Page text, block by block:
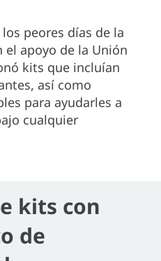
peores días de la
el apoyo de la Unión
kits que incluían
así como
para ayudarles a
cualquier
kits con
de